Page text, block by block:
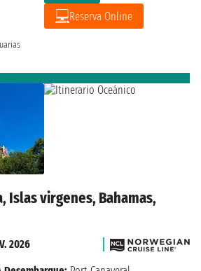
Reserva Online
Islas virgenes, Bahamas,
2026